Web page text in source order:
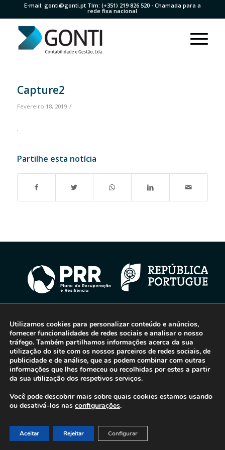
E-mail: gonti@gonti.ptTlm: (+351) 219 826 520- Chamada para a
rede fixa nacional
Capture2
Fevereiro 18, 2019 /
Partilhe esta notícia
© 2016-2026 - Gonti Contabilidade e Gestão -Política de Privacidade
Livro de Reclamações
Utilizamos cookies para personalizar conteúdo e anúncios,
fornecer funcionalidades de redes sociais e analisar o nosso
tráfego. Também partilhamos informações acerca da sua
utilização do site com os nossos parceiros de redes sociais, de
publicidade e de análise, que as podem combinar com outras
informações que lhes forneceu ou recolhidas por estes a partir
da sua utilização dos respetivos serviços.
Você pode descobrir mais sobre quais cookies estamos usando
ou desativá-los nas configurações.
Aceitar Rejeitar Configurar